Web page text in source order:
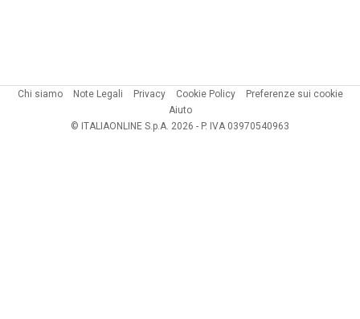
Chi siamo Note Legali Privacy Cookie Policy
Preferenze sui cookie
Aiuto
© ITALIAONLINE S.p.A. 2026 - P. IVA 03970540963